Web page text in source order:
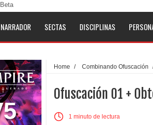
06: El Trato con los Muertos
05: Sitiados
04: Se Descubre el Pastel
03: Una Piraña en el Bidé
NARRADOR SECTAS DISCIPLINAS
Home / Combinando Ofuscación
Ofuscación 01 +
1 minuto de lectura